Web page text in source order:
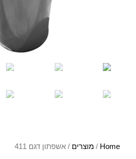
Home
/מוצרים / אשפתון דגם 411